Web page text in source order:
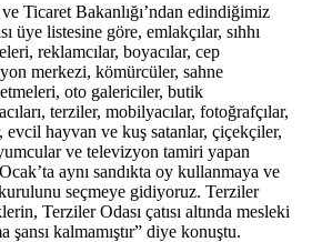
Ticaret Bakanlığı’ndan edindiğimiz
üye listesine göre, emlakçılar, sıhhı
reklamcılar, boyacılar, cep
merkezi, kömürcüler, sahne
oto galericiler, butik
terziler, mobilyacılar, fotoğrafçılar,
evcil hayvan ve kuş satanlar, çiçekçiler,
ve televizyon tamiri yapan
aynı sandıkta oy kullanmaya ve
seçmeye gidiyoruz. Terziler
Terziler Odası çatısı altında mesleki
şansı kalmamıştır” diye konuştu.